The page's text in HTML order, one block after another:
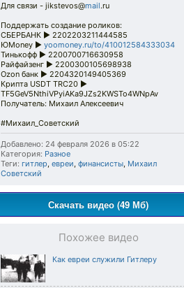
Для связи - jikstevos@mail.ru
Поддержать создание роликов:
СБЕРБАНК ► 2202203211444585
ЮMoney ► yoomoney.ru/to/410012584333034
Тинькофф ► 2200700716630958
Райфайзенг ► 2200300105698938
Ozon банк ► 2204320149405369
Крипта USDT TRC20 ►
TF5GeV5NthiVPyiAKa9JZs2KWSTo4WNpAv
Получатель: Михаил Алексеевич
#Михаил_Советский
Добавлено: 24 февраля 2026 в 05:22
Категория: Разное
Теги: гитлер, евреи, финансисты, Михаил
Советский
Скачать видео (49 Мб)
Похожее видео
Как евреи служили Гитлеру